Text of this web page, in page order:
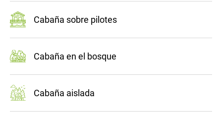
Cabaña sobre pilotes
Cabaña en el bosque
Cabaña aislada